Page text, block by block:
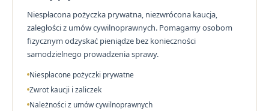
Niespłacona pożyczka prywatna, niezwrócona kaucja,
zaległości z umów cywilnoprawnych. Pomagamy osobom
fizycznym odzyskać pieniądze bez konieczności
samodzielnego prowadzenia sprawy.
Niespłacone pożyczki prywatne
Zwrot kaucji i zaliczek
Należności z umów cywilnoprawnych